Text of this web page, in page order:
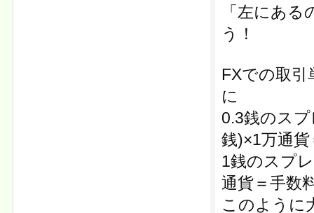
「左にあ
う！
FXでの取引
に
0.3銭のス
銭)×1万通
1銭のスプ
通貨＝手数
このように